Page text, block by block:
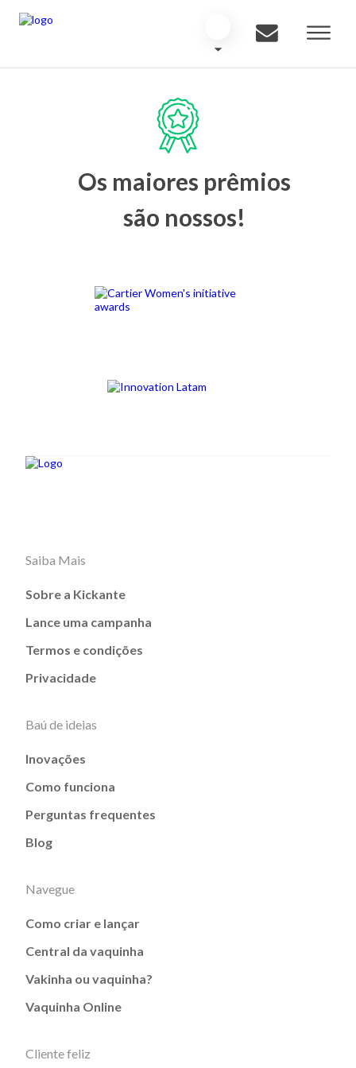
Os maiores prêmios
são nossos!
Saiba Mais
Sobre a Kickante
Lance uma campanha
Termos e condições
Privacidade
Baú de ideias
Inovações
Como funciona
Perguntas frequentes
Blog
Navegue
Como criar e lançar
Central da vaquinha
Vakinha ou vaquinha?
Vaquinha Online
Cliente feliz